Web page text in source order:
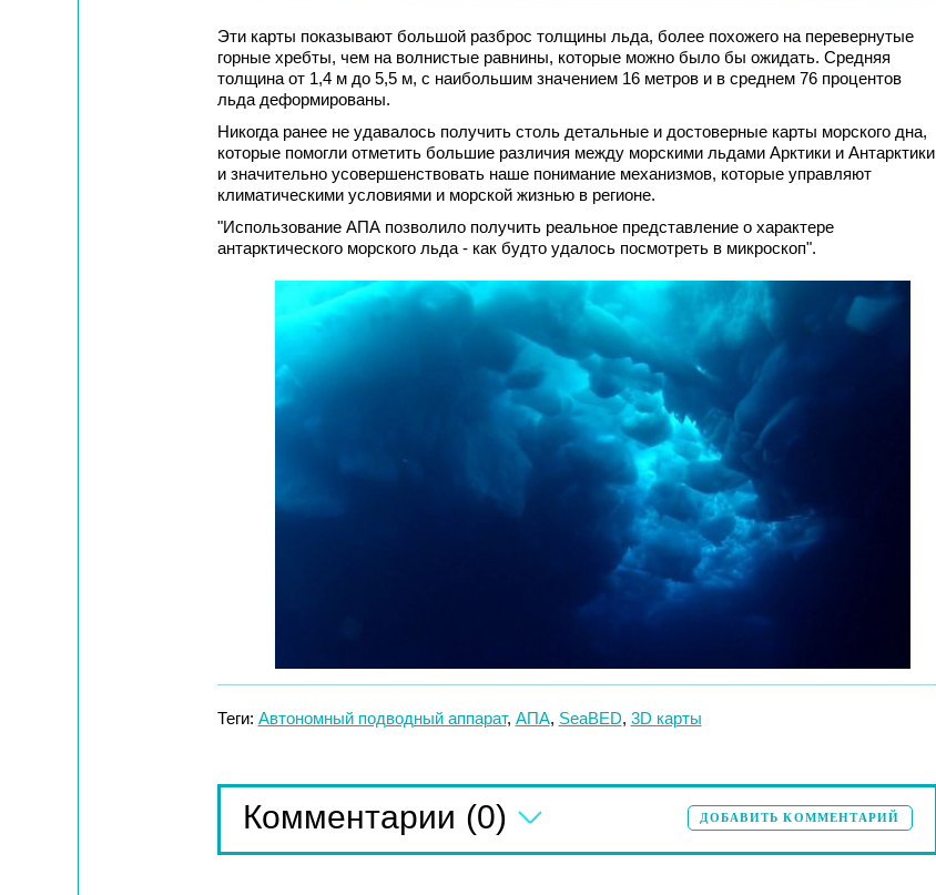
Эти карты показывают большой разброс толщины льда, более похожего на перевернутые
горные хребты, чем на волнистые равнины, которые можно было бы ожидать. Средняя
толщина от 1,4 м до 5,5 м, с наибольшим значением 16 метров и в среднем 76 процентов
льда деформированы.
Никогда ранее не удавалось получить столь детальные и достоверные карты морского дна,
которые помогли отметить большие различия между морскими льдами Арктики и Антарктики
и значительно усовершенствовать наше понимание механизмов, которые управляют
климатическими условиями и морской жизнью в регионе.
"Использование АПА позволило получить реальное представление о характере
антарктического морского льда - как будто удалось посмотреть в микроскоп".
Теги: Автономный подводный аппарат, АПА, SeaBED, 3D карты
Комментарии (0) ДОБАВИТЬ КОММЕНТАРИЙ